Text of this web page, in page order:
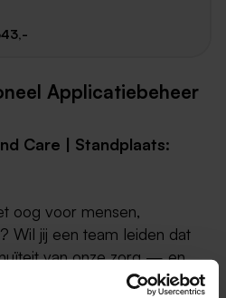
Applicatiebeheer
Care | Standplaats:
oog voor mensen,
Wil jij een team leiden dat
van onze zorg — en
praktijk van duizenden